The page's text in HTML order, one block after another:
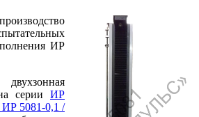
ИР
двухзонная
серии ИР
ИР 5081-0,1 /